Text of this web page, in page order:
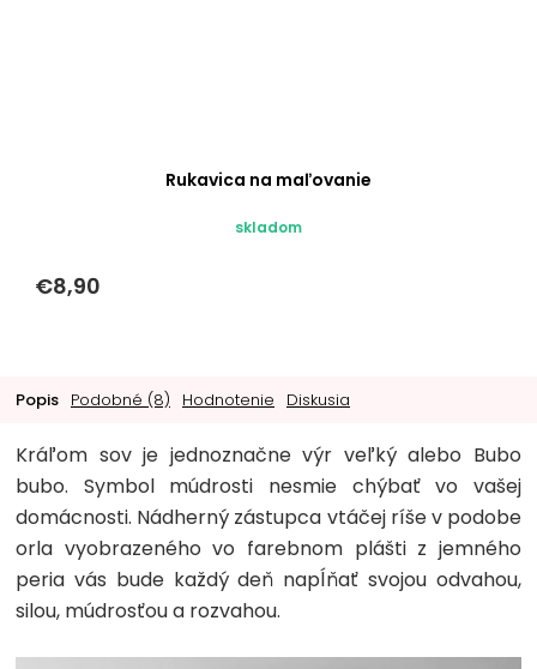
Rukavica na maľovanie
skladom
€8,90
Popis Podobné (8) Hodnotenie Diskusia
Kráľom sov je jednoznačne výr veľký alebo Bubo
bubo. Symbol múdrosti nesmie chýbať vo vašej
domácnosti. Nádherný zástupca vtáčej ríše v podobe
orla vyobrazeného vo farebnom plášti z jemného
peria vás bude každý deň napĺňať svojou odvahou,
silou, múdrosťou a rozvahou.